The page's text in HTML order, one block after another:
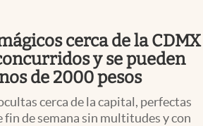
cerca de la CDMX
y se pueden
de 2000 pesos
cerca de la capital, perfectas
fin de semana sin multitudes y con